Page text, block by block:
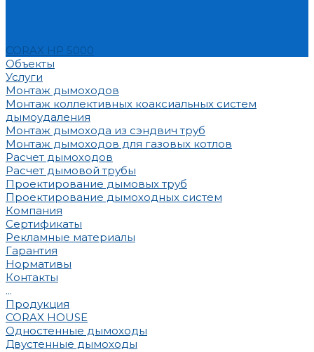
CORAX HP 5000
Объекты
Услуги
Монтаж дымоходов
Монтаж коллективных коаксиальных систем
дымоудаления
Монтаж дымохода из сэндвич труб
Монтаж дымоходов для газовых котлов
Расчет дымоходов
Расчет дымовой трубы
Проектирование дымовых труб
Проектирование дымоходных систем
Компания
Сертификаты
Рекламные материалы
Гарантия
Нормативы
Контакты
...
Продукция
CORAX HOUSE
Одностенные дымоходы
Двустенные дымоходы